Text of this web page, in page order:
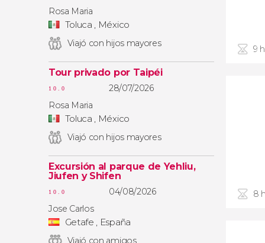
Rosa Maria
Toluca , México
Viajó con hijos mayores
Tour privado por Taipéi
10.0
28/07/2026
Rosa Maria
Toluca , México
Viajó con hijos mayores
Excursión al parque de Yehliu,
Jiufen y Shifen
10.0
04/08/2026
Jose Carlos
Getafe , España
Viajó con amigos
9
8